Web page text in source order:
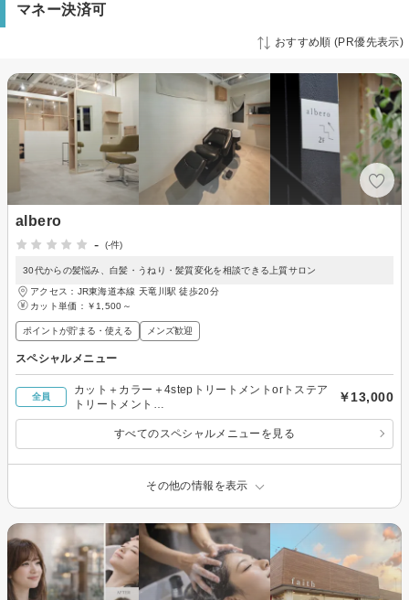
マネー決済可
おすすめ順 (PR優先表示)
albero
-
(-件)
30代からの髪悩み、白髪・うねり・髪質変化を相談できる上質サロン
アクセス：JR東海道本線 天竜川駅 徒歩20分
カット単価： ￥1,500～
ポイントが貯まる・使える メンズ歓迎
スペシャルメニュー
全員
カット＋カラー＋4stepトリートメントorトステア
トリートメント…
￥13,000
すべてのスペシャルメニューを見る
その他の情報を表示